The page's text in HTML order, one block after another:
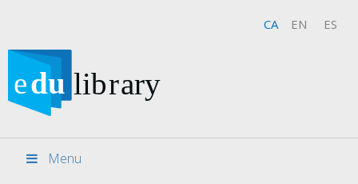
CA EN ES
Menu